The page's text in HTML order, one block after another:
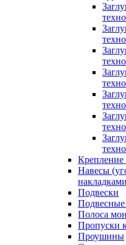
Крепление
Навесы
накладками
Подвески
Полоса
Пропуски
Проушины